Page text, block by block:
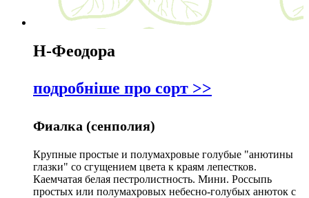
Н-Феодора
подробніше про сорт >>
Фиалка (сенполия)
Крупные простые и полумахровые голубые "анютины
глазки" со сгущением цвета к краям лепестков.
Каемчатая белая пестролистность. Мини. Россыпь
простых или полумахровых небесно-голубых анюток с